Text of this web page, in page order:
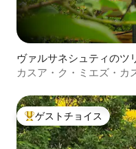
ヴァルサネシュティのツ
カスア・ク・ミエズ・カ
大好評のゲストチョイス
ゲストチョイス